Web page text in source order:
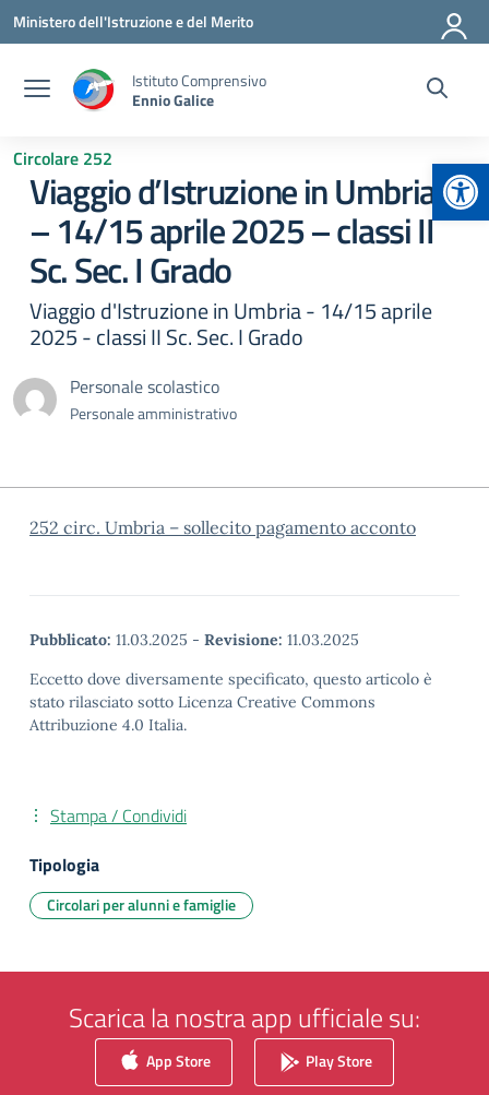
Vai ai contenuti
Vai al menu di navigazione
Vai al footer
Ministero dell'Istruzione e del Merito
Istituto Comprensivo
Ennio Galice
Circolare 252
Viaggio d’Istruzione in Umbria
– 14/15 aprile 2025 – classi II
Sc. Sec. I Grado
Viaggio d'Istruzione in Umbria - 14/15 aprile
2025 - classi II Sc. Sec. I Grado
Personale scolastico
Personale amministrativo
252 circ. Umbria – sollecito pagamento acconto
Pubblicato: 11.03.2025 - Revisione: 11.03.2025
Eccetto dove diversamente specificato, questo articolo è
stato rilasciato sotto Licenza Creative Commons
Attribuzione 4.0 Italia.
Stampa / Condividi
Tipologia
Circolari per alunni e famiglie
Scarica la nostra app ufficiale su:
App Store Play Store